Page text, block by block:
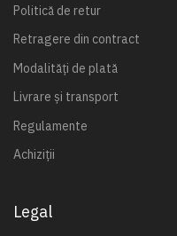
Politică de retur
Retragere din contract
Modalități de plată
Livrare și transport
Regulamente
Achiziții
Legal